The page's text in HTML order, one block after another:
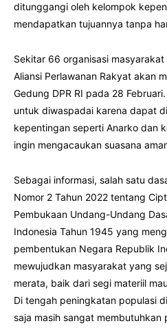
ditunggangi oleh kelompok
mendapatkan tujuannya tanpa
Sekitar 66 organisasi
Aliansi Perlawanan Rakyat akan
Gedung DPR RI pada 28
untuk diwaspadai karena dapat
kepentingan seperti Anarko dan
ingin mengacaukan suasana
Sebagai informasi, salah satu
Nomor 2 Tahun 2022 tentang
Pembukaan Undang-Undang
Indonesia Tahun 1945 yang
pembentukan Negara Republik
mewujudkan masyarakat yang
merata, baik dari segi materiil
Di tengah peningkatan populasi
saja masih sangat membutuhkan